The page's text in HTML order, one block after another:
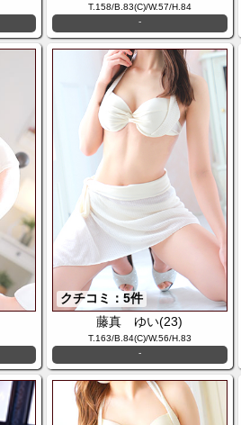
T.158/B.83(C)/W.57/H.84
-
クチコミ：5件
藤真 ゆい(23)
T.163/B.84(C)/W.56/H.83
-